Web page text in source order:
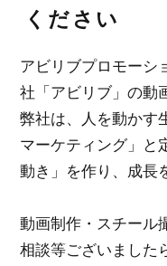
ください
アビリブプロモーシ
社「アビリブ」の動
弊社は、人を動かす
マーケティング」と
動き」を作り、成長
動画制作・スチール
相談等ございました